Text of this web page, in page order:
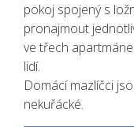
pokoj spojený s
pronajmout
ve třech
lidí.
Domácí mazlíčci
nekuřácké.